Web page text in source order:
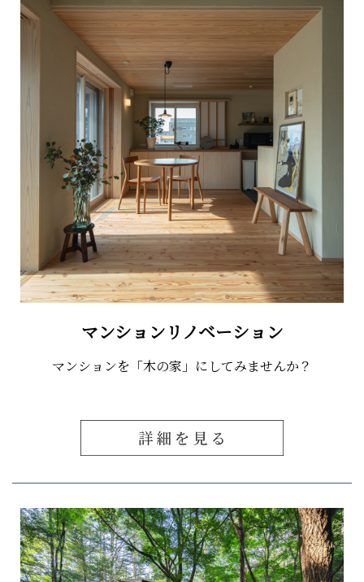
マンションリノベーション
マンションを「木の家」にしてみませんか？